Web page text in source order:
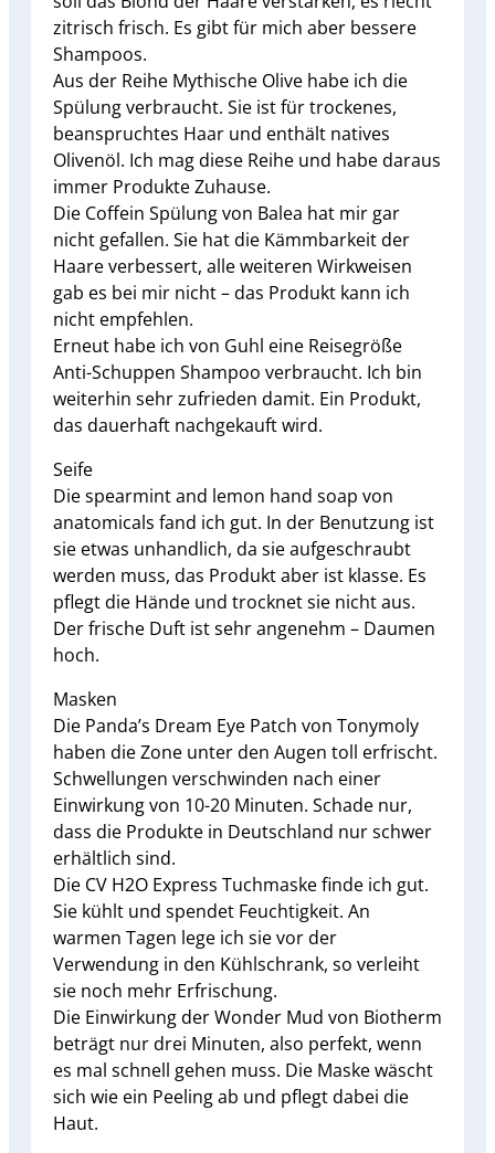
zitrisch frisch. Es gibt für mich aber bessere
Shampoos.
Aus der Reihe Mythische Olive habe ich die
Spülung verbraucht. Sie ist für trockenes,
beanspruchtes Haar und enthält natives
Olivenöl. Ich mag diese Reihe und habe daraus
immer Produkte Zuhause.
Die Coffein Spülung von Balea hat mir gar
nicht gefallen. Sie hat die Kämmbarkeit der
Haare verbessert, alle weiteren Wirkweisen
gab es bei mir nicht – das Produkt kann ich
nicht empfehlen.
Erneut habe ich von Guhl eine Reisegröße
Anti-Schuppen Shampoo verbraucht. Ich bin
weiterhin sehr zufrieden damit. Ein Produkt,
das dauerhaft nachgekauft wird.
Seife
Die spearmint and lemon hand soap von
anatomicals fand ich gut. In der Benutzung ist
sie etwas unhandlich, da sie aufgeschraubt
werden muss, das Produkt aber ist klasse. Es
pflegt die Hände und trocknet sie nicht aus.
Der frische Duft ist sehr angenehm – Daumen
hoch.
Masken
Die Panda’s Dream Eye Patch von Tonymoly
haben die Zone unter den Augen toll erfrischt.
Schwellungen verschwinden nach einer
Einwirkung von 10-20 Minuten. Schade nur,
dass die Produkte in Deutschland nur schwer
erhältlich sind.
Die CV H2O Express Tuchmaske finde ich gut.
Sie kühlt und spendet Feuchtigkeit. An
warmen Tagen lege ich sie vor der
Verwendung in den Kühlschrank, so verleiht
sie noch mehr Erfrischung.
Die Einwirkung der Wonder Mud von Biotherm
beträgt nur drei Minuten, also perfekt, wenn
es mal schnell gehen muss. Die Maske wäscht
sich wie ein Peeling ab und pflegt dabei die
Haut.